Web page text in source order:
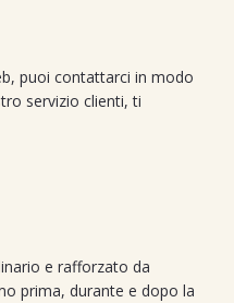
puoi contattarci in modo
servizio clienti, ti
e rafforzato da
prima, durante e dopo la